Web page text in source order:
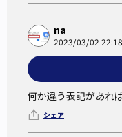
天然酵母と記すより
「レーズン発酵種」
日本パン公正取引協
酵母」ではなく「り
種」など、何から種
を推奨している。
何種類もの自家培養
くと、酵母種の由来
na
2023/03/02 22:18
何か違う表記があれ
シェア